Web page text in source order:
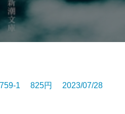
1 825円 2023/07/28